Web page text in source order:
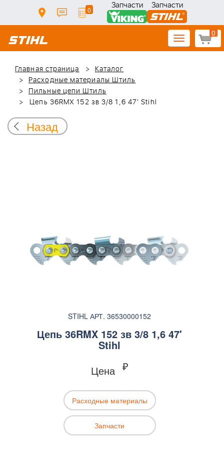
0 Запчасти Запчасти
0
Toggle
navigation
Главная страница
Каталог
Расходные материалы Штиль
Пильные цепи Штиль
Цепь 36RMX 152 зв 3/8 1,6 47' Stihl
Назад
STIHL АРТ. 36530000152
Цепь 36RMX 152 зв 3/8 1,6 47'
Stihl
Цена ₽
Расходные материалы
Запчасти